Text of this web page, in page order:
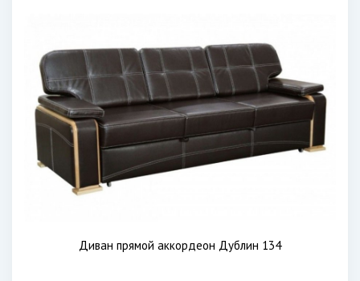
Диван прямой аккордеон Дублин 134